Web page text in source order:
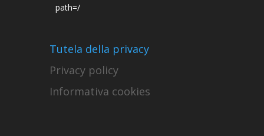
path=/
Tutela della privacy
Privacy policy
Informativa cookies